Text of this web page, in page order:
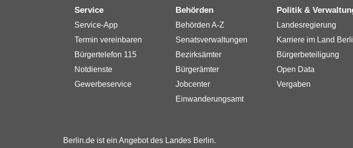
Service
Service-App
Termin vereinbaren
Bürgertelefon 115
Notdienste
Gewerbeservice
Behörden
Behörden A-Z
Senatsverwaltungen
Bezirksämter
Bürgerämter
Jobcenter
Einwanderungsamt
Politik &
Landesregierung
Karriere im Land
Bürgerbeteiligung
Open Data
Vergaben
Berlin.de ist ein Angebot des Landes Berlin.